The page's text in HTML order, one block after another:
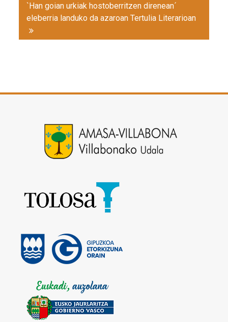
`Han goian urkiak hostoberritzen direnean´
eleberria landuko da azaroan Tertulia Literarioan